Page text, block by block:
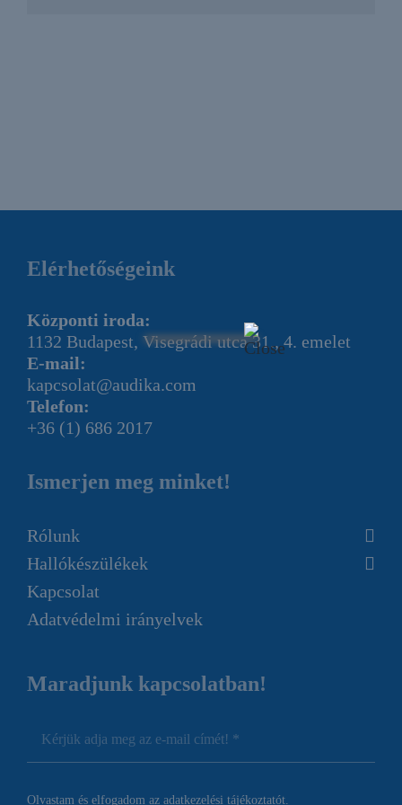
Elérhetőségeink
Központi iroda:
1132 Budapest, Visegrádi utca 31., 4. emelet
E-mail:
kapcsolat@audika.com
Telefon:
+36 (1) 686 2017
Ismerjen meg minket!
Rólunk
Hallókészülékek
Kapcsolat
Adatvédelmi irányelvek
Maradjunk kapcsolatban!
Olvastam és elfogadom az adatkezelési tájékoztatót.